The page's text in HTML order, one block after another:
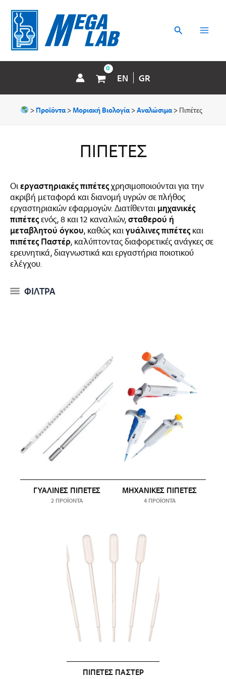
περιεχόμενο
Αναζήτηση
EN GR
> Προϊόντα> Μοριακή Βιολογία>Αναλώσιμα> Πιπέτες
ΠΙΠΈΤΕΣ
Οι εργαστηριακές πιπέτεςχρησιμοποιούνται για την
ακριβή μεταφορά και διανομή υγρών σε πλήθος
εργαστηριακών εφαρμογών. Διατίθενται μηχανικές
πιπέτεςενός, 8 και 12 καναλιών,σταθερού ή
μεταβλητού όγκου, καθώς καιγυάλινες πιπέτες και
πιπέτες Παστέρ, καλύπτοντας διαφορετικές ανάγκες σε
ερευνητικά, διαγνωστικά και εργαστήρια ποιοτικού
ελέγχου.
ΦΙΛΤΡΑ
ΓΥΆΛΙΝΕΣ ΠΙΠΈΤΕΣ
2 ΠΡΟΪΌΝΤΑ
ΜΗΧΑΝΙΚΈΣ ΠΙΠΈΤΕΣ
4 ΠΡΟΪΌΝΤΑ
ΠΙΠΈΤΕΣ ΠΑΣΤΈΡ